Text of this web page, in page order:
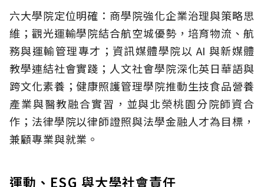
六大學院定位明確：商學院強化企業治理與策略思
維；觀光運輸學院結合航空城優勢，培育物流、航
務與運輸管理專才；資訊媒體學院以 AI 與新媒體
教學連結社會實踐；人文社會學院深化英日華語與
跨文化素養；健康照護管理學院推動生技食品營養
產業與醫教融合實習，並與北榮桃園分院師資合
作；法律學院以律師證照與法學金融人才為目標，
兼顧專業與就業。
運動、ESG 與大學社會責任